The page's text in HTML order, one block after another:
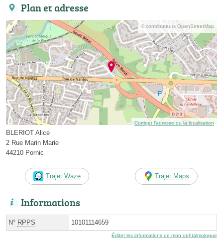
Plan et adresse
© contributeurs OpenStreetMap
Corriger l’adresse ou la localisation
BLERIOT Alice
2 Rue Marin Marie
44210 Pornic
Trajet Waze Trajet Maps
Informations
N° RPPS 10101114659
Éditer les informations de mon ophtalmologue